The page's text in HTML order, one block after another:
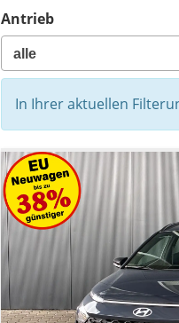
Antrieb
In Ihrer aktuellen